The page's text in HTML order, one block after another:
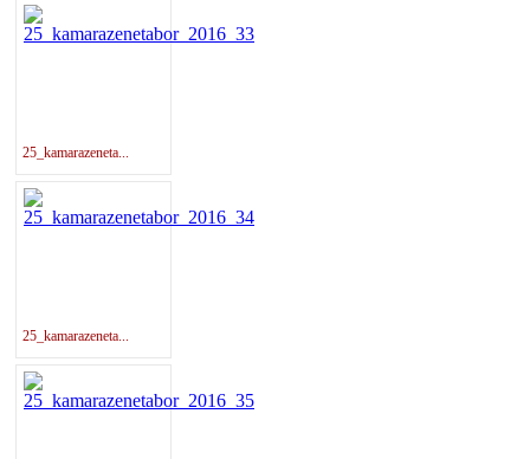
25_kamarazeneta...
25_kamarazeneta...